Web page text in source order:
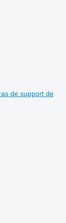
de support de